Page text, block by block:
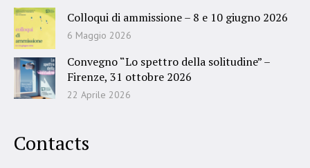
Colloqui di ammissione – 8 e 10 giugno 2026
6 Maggio 2026
Convegno “Lo spettro della solitudine” –
Firenze, 31 ottobre 2026
22 Aprile 2026
Contacts